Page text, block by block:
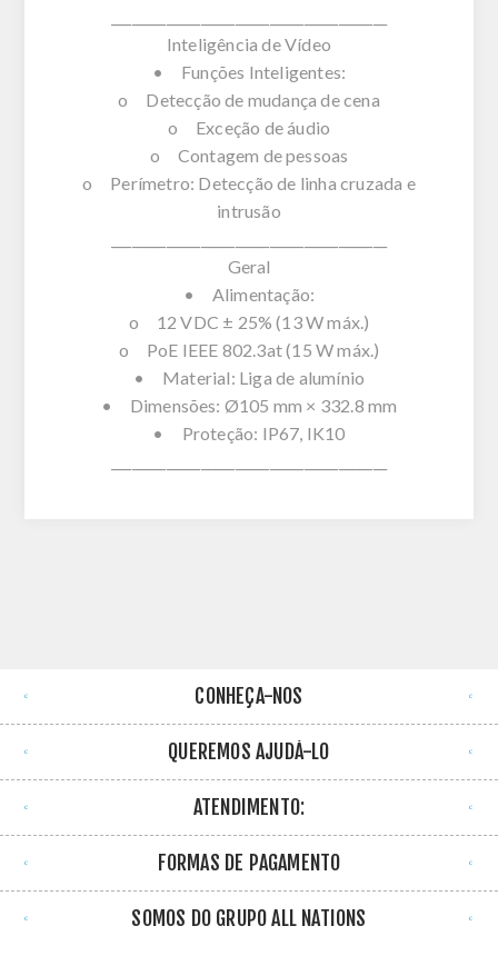
Inteligência de Vídeo
• Funções Inteligentes:
o Detecção de mudança de cena
o Exceção de áudio
o Contagem de pessoas
o Perímetro: Detecção de linha cruzada e
intrusão
Geral
• Alimentação:
o 12 VDC ± 25% (13 W máx.)
o PoE IEEE 802.3at (15 W máx.)
• Material: Liga de alumínio
• Dimensões: Ø105 mm × 332.8 mm
• Proteção: IP67, IK10
CONHEÇA-NOS
QUEREMOS AJUDÁ-LO
ATENDIMENTO:
FORMAS DE PAGAMENTO
SOMOS DO GRUPO ALL NATIONS